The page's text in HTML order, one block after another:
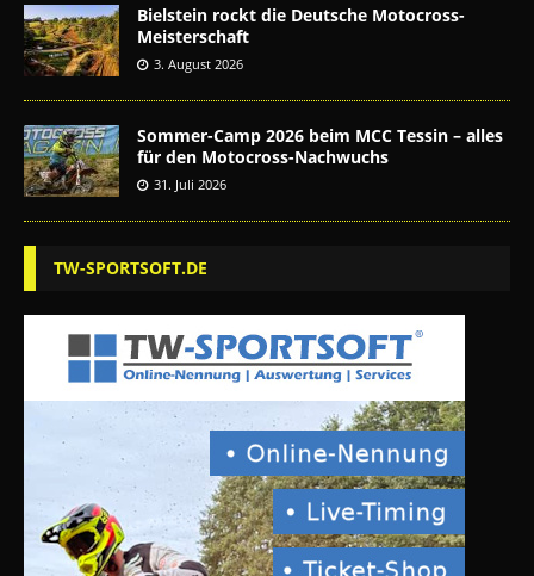
Bielstein rockt die Deutsche Motocross-
Meisterschaft
3. August 2026
Sommer-Camp 2026 beim MCC Tessin – alles
für den Motocross-Nachwuchs
31. Juli 2026
TW-SPORTSOFT.DE